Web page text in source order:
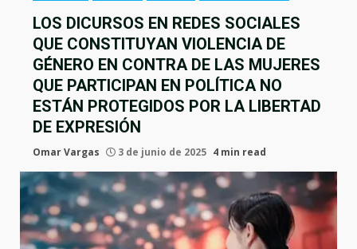
LOS DICURSOS EN REDES SOCIALES
QUE CONSTITUYAN VIOLENCIA DE
GÉNERO EN CONTRA DE LAS MUJERES
QUE PARTICIPAN EN POLÍTICA NO
ESTÁN PROTEGIDOS POR LA LIBERTAD
DE EXPRESIÓN
Omar Vargas 3 de junio de 2025 4 min read